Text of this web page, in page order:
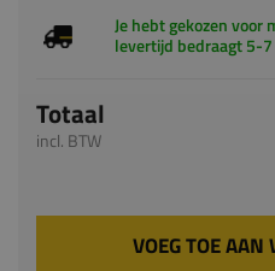
Je hebt gekozen
levertijd bedraagt 5-
Totaal
incl. BTW
VOEG TOE